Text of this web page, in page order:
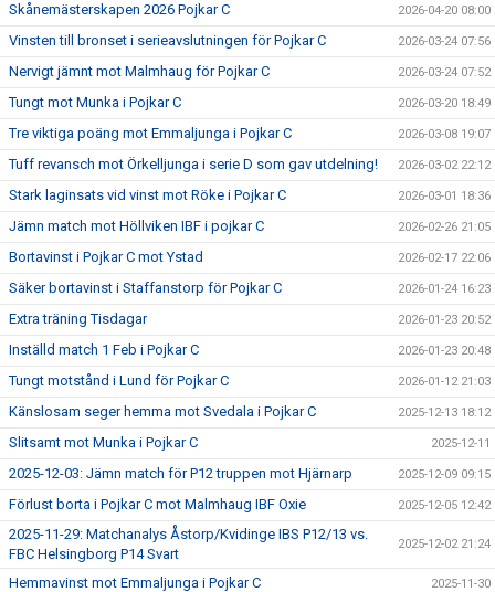
Skånemästerskapen 2026 Pojkar C 2026-04-20 08:00
Vinsten till bronset i serieavslutningen för Pojkar C 2026-03-24 07:56
Nervigt jämnt mot Malmhaug för Pojkar C 2026-03-24 07:52
Tungt mot Munka i Pojkar C 2026-03-20 18:49
Tre viktiga poäng mot Emmaljunga i Pojkar C 2026-03-08 19:07
Tuff revansch mot Örkelljunga i serie D som gav utdelning! 2026-03-02 22:12
Stark laginsats vid vinst mot Röke i Pojkar C 2026-03-01 18:36
Jämn match mot Höllviken IBF i pojkar C 2026-02-26 21:05
Bortavinst i Pojkar C mot Ystad 2026-02-17 22:06
Säker bortavinst i Staffanstorp för Pojkar C 2026-01-24 16:23
Extra träning Tisdagar 2026-01-23 20:52
Inställd match 1 Feb i Pojkar C 2026-01-23 20:48
Tungt motstånd i Lund för Pojkar C 2026-01-12 21:03
Känslosam seger hemma mot Svedala i Pojkar C 2025-12-13 18:12
Slitsamt mot Munka i Pojkar C 2025-12-11
2025-12-03: Jämn match för P12 truppen mot Hjärnarp 2025-12-09 09:15
Förlust borta i Pojkar C mot Malmhaug IBF Oxie 2025-12-05 12:42
2025-11-29: Matchanalys Åstorp/Kvidinge IBS P12/13 vs.
FBC Helsingborg P14 Svart
2025-12-02 21:24
Hemmavinst mot Emmaljunga i Pojkar C 2025-11-30